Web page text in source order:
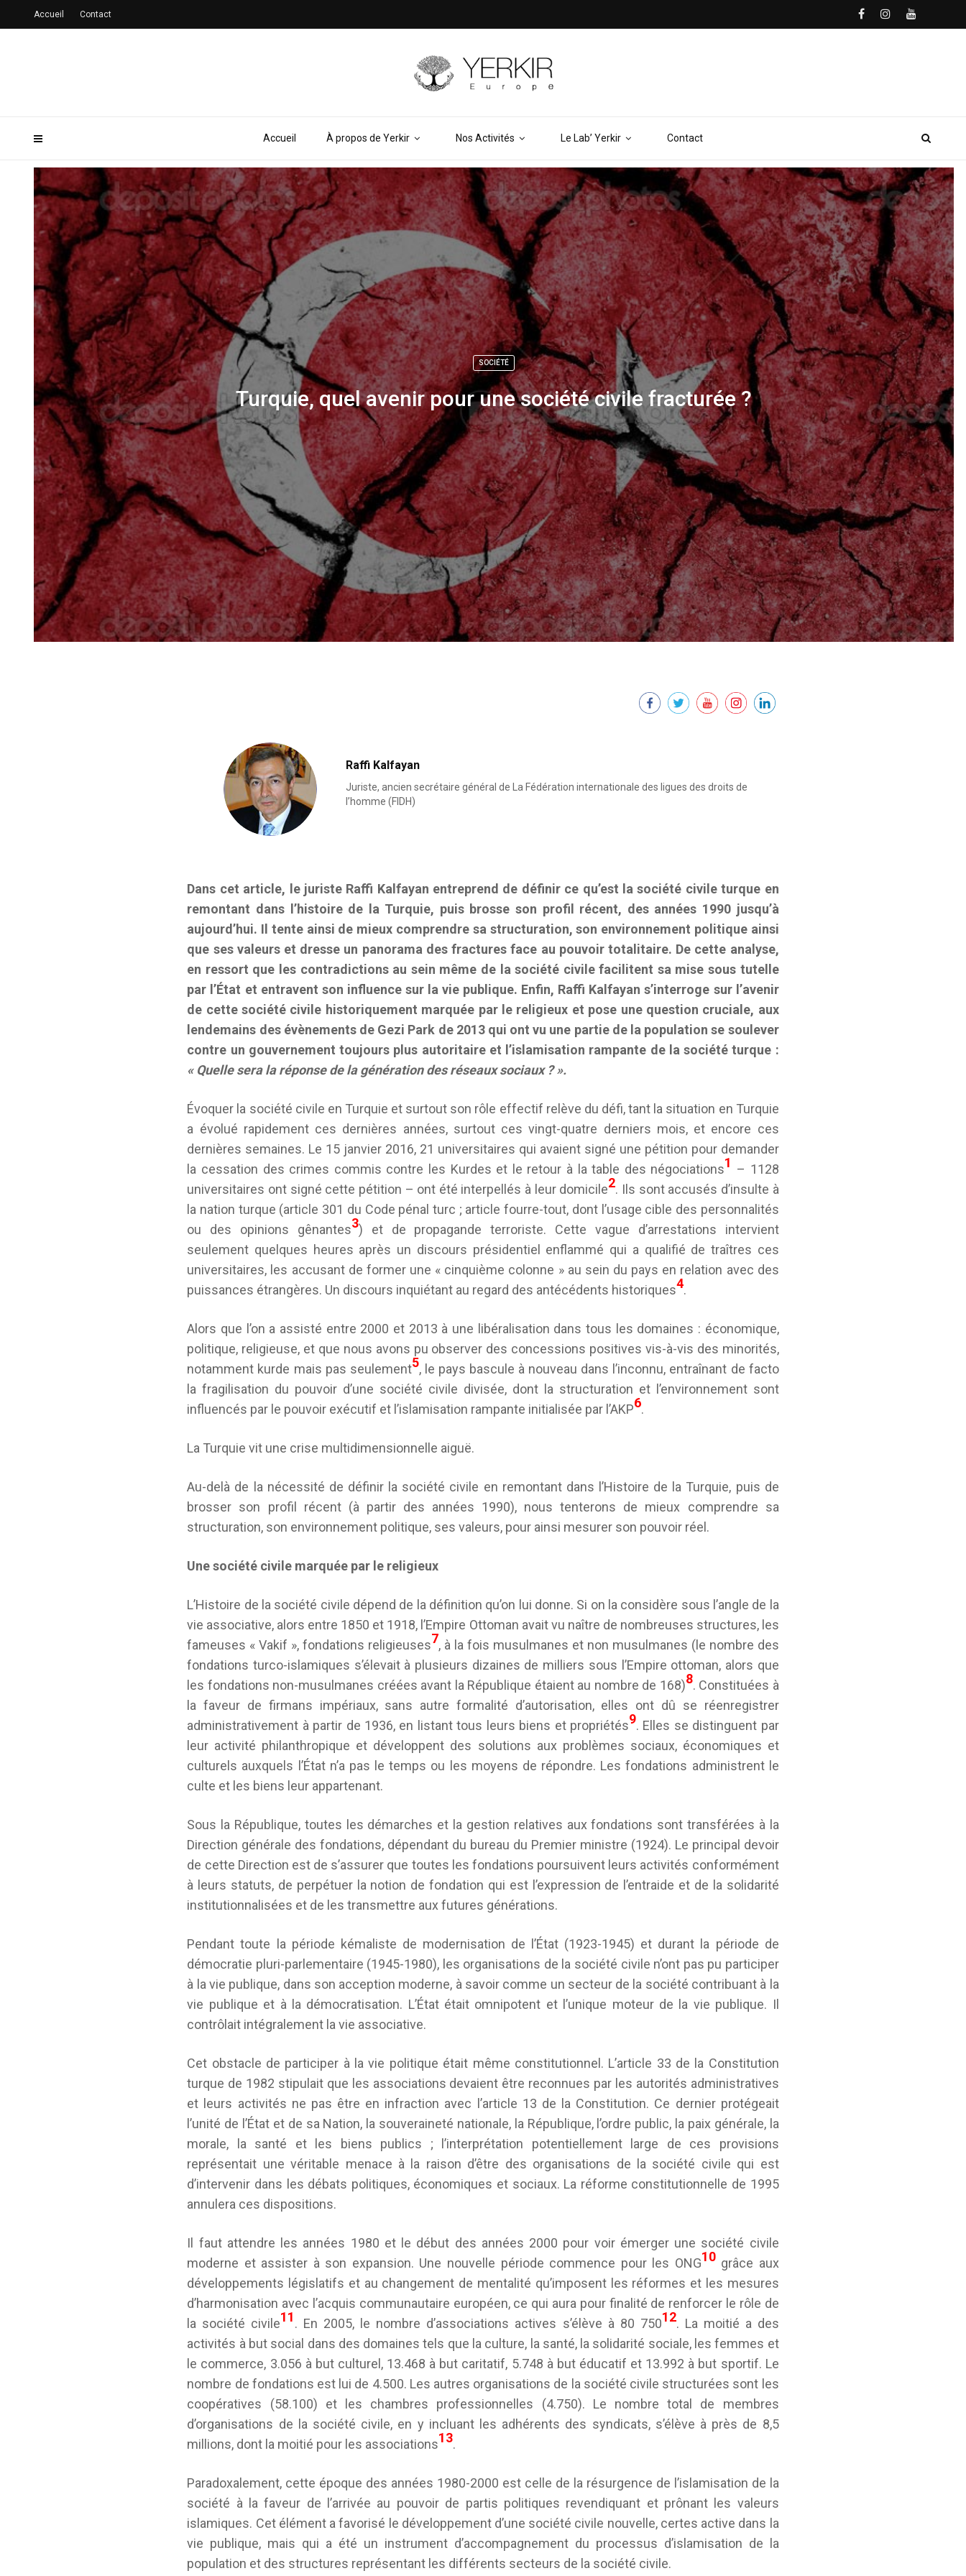
Accueil À propos de Yerkir Nos Activités Le Lab’ Yerkir Contact
Accueil Contact
SOCIÉTÉ
Turquie, quel avenir pour une société civile fracturée ?
Raffi Kalfayan
Juriste, ancien secrétaire général de La Fédération internationale des ligues des droits de
l’homme (FIDH)
Dans cet article, le juriste Raffi Kalfayan entreprend de définir ce qu’est la société civile turque en
remontant dans l’histoire de la Turquie, puis brosse son profil récent, des années 1990 jusqu’à
aujourd’hui. Il tente ainsi de mieux comprendre sa structuration, son environnement politique ainsi
que ses valeurs et dresse un panorama des fractures face au pouvoir totalitaire. De cette analyse,
en ressort que les contradictions au sein même de la société civile facilitent sa mise sous tutelle
par l’État et entravent son influence sur la vie publique. Enfin, Raffi Kalfayan s’interroge sur l’avenir
de cette société civile historiquement marquée par le religieux et pose une question cruciale, aux
lendemains des évènements de Gezi Park de 2013 qui ont vu une partie de la population se soulever
contre un gouvernement toujours plus autoritaire et l’islamisation rampante de la société turque :
« Quelle sera la réponse de la génération des réseaux sociaux ? ».
Évoquer la société civile en Turquie et surtout son rôle effectif relève du défi, tant la situation en Turquie
a évolué rapidement ces dernières années, surtout ces vingt-quatre derniers mois, et encore ces
dernières semaines. Le 15 janvier 2016, 21 universitaires qui avaient signé une pétition pour demander
la cessation des crimes commis contre les Kurdes et le retour à la table des négociations1 – 1128
universitaires ont signé cette pétition – ont été interpellés à leur domicile2. Ils sont accusés d’insulte à
la nation turque (article 301 du Code pénal turc ; article fourre-tout, dont l’usage cible des personnalités
ou des opinions gênantes3) et de propagande terroriste. Cette vague d’arrestations intervient
seulement quelques heures après un discours présidentiel enflammé qui a qualifié de traîtres ces
universitaires, les accusant de former une « cinquième colonne » au sein du pays en relation avec des
puissances étrangères. Un discours inquiétant au regard des antécédents historiques4.
Alors que l’on a assisté entre 2000 et 2013 à une libéralisation dans tous les domaines : économique,
politique, religieuse, et que nous avons pu observer des concessions positives vis-à-vis des minorités,
notamment kurde mais pas seulement5, le pays bascule à nouveau dans l’inconnu, entraînant de facto
la fragilisation du pouvoir d’une société civile divisée, dont la structuration et l’environnement sont
influencés par le pouvoir exécutif et l’islamisation rampante initialisée par l’AKP6.
La Turquie vit une crise multidimensionnelle aiguë.
Au-delà de la nécessité de définir la société civile en remontant dans l’Histoire de la Turquie, puis de
brosser son profil récent (à partir des années 1990), nous tenterons de mieux comprendre sa
structuration, son environnement politique, ses valeurs, pour ainsi mesurer son pouvoir réel.
Une société civile marquée par le religieux
L’Histoire de la société civile dépend de la définition qu’on lui donne. Si on la considère sous l’angle de la
vie associative, alors entre 1850 et 1918, l’Empire Ottoman avait vu naître de nombreuses structures, les
fameuses « Vakif », fondations religieuses7, à la fois musulmanes et non musulmanes (le nombre des
fondations turco-islamiques s’élevait à plusieurs dizaines de milliers sous l’Empire ottoman, alors que
les fondations non-musulmanes créées avant la République étaient au nombre de 168)8. Constituées à
la faveur de firmans impériaux, sans autre formalité d’autorisation, elles ont dû se réenregistrer
administrativement à partir de 1936, en listant tous leurs biens et propriétés9. Elles se distinguent par
leur activité philanthropique et développent des solutions aux problèmes sociaux, économiques et
culturels auxquels l’État n’a pas le temps ou les moyens de répondre. Les fondations administrent le
culte et les biens leur appartenant.
Sous la République, toutes les démarches et la gestion relatives aux fondations sont transférées à la
Direction générale des fondations, dépendant du bureau du Premier ministre (1924). Le principal devoir
de cette Direction est de s’assurer que toutes les fondations poursuivent leurs activités conformément
à leurs statuts, de perpétuer la notion de fondation qui est l’expression de l’entraide et de la solidarité
institutionnalisées et de les transmettre aux futures générations.
Pendant toute la période kémaliste de modernisation de l’État (1923-1945) et durant la période de
démocratie pluri-parlementaire (1945-1980), les organisations de la société civile n’ont pas pu participer
à la vie publique, dans son acception moderne, à savoir comme un secteur de la société contribuant à la
vie publique et à la démocratisation. L’État était omnipotent et l’unique moteur de la vie publique. Il
contrôlait intégralement la vie associative.
Cet obstacle de participer à la vie politique était même constitutionnel. L’article 33 de la Constitution
turque de 1982 stipulait que les associations devaient être reconnues par les autorités administratives
et leurs activités ne pas être en infraction avec l’article 13 de la Constitution. Ce dernier protégeait
l’unité de l’État et de sa Nation, la souveraineté nationale, la République, l’ordre public, la paix générale, la
morale, la santé et les biens publics ; l’interprétation potentiellement large de ces provisions
représentait une véritable menace à la raison d’être des organisations de la société civile qui est
d’intervenir dans les débats politiques, économiques et sociaux. La réforme constitutionnelle de 1995
annulera ces dispositions.
Il faut attendre les années 1980 et le début des années 2000 pour voir émerger une société civile
moderne et assister à son expansion. Une nouvelle période commence pour les ONG10grâce aux
développements législatifs et au changement de mentalité qu’imposent les réformes et les mesures
d’harmonisation avec l’acquis communautaire européen, ce qui aura pour finalité de renforcer le rôle de
la société civile11. En 2005, le nombre d’associations actives s’élève à 80 75012. La moitié a des
activités à but social dans des domaines tels que la culture, la santé, la solidarité sociale, les femmes et
le commerce, 3.056 à but culturel, 13.468 à but caritatif, 5.748 à but éducatif et 13.992 à but sportif. Le
nombre de fondations est lui de 4.500. Les autres organisations de la société civile structurées sont les
coopératives (58.100) et les chambres professionnelles (4.750). Le nombre total de membres
d’organisations de la société civile, en y incluant les adhérents des syndicats, s’élève à près de 8,5
millions, dont la moitié pour les associations13.
Paradoxalement, cette époque des années 1980-2000 est celle de la résurgence de l’islamisation de la
société à la faveur de l’arrivée au pouvoir de partis politiques revendiquant et prônant les valeurs
islamiques. Cet élément a favorisé le développement d’une société civile nouvelle, certes active dans la
vie publique, mais qui a été un instrument d’accompagnement du processus d’islamisation de la
population et des structures représentant les différents secteurs de la société civile.